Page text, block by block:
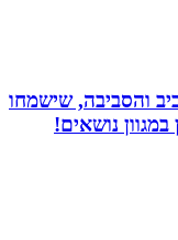
שישמחו
נושאים!